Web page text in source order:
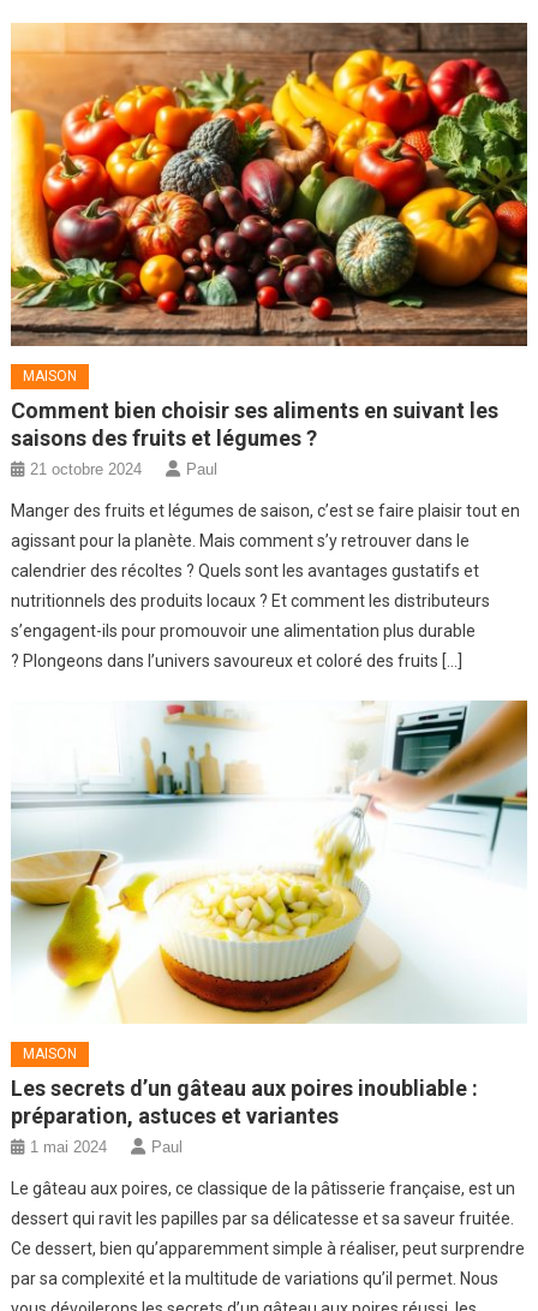
MAISON
Comment bien choisir ses aliments en suivant les
saisons des fruits et légumes ?
21 octobre 2024 Paul
Manger des fruits et légumes de saison, c’est se faire plaisir tout en
agissant pour la planète. Mais comment s’y retrouver dans le
calendrier des récoltes ? Quels sont les avantages gustatifs et
nutritionnels des produits locaux ? Et comment les distributeurs
s’engagent-ils pour promouvoir une alimentation plus durable
? Plongeons dans l’univers savoureux et coloré des fruits […]
MAISON
Les secrets d’un gâteau aux poires inoubliable :
préparation, astuces et variantes
1 mai 2024 Paul
Le gâteau aux poires, ce classique de la pâtisserie française, est un
dessert qui ravit les papilles par sa délicatesse et sa saveur fruitée.
Ce dessert, bien qu’apparemment simple à réaliser, peut surprendre
par sa complexité et la multitude de variations qu’il permet. Nous